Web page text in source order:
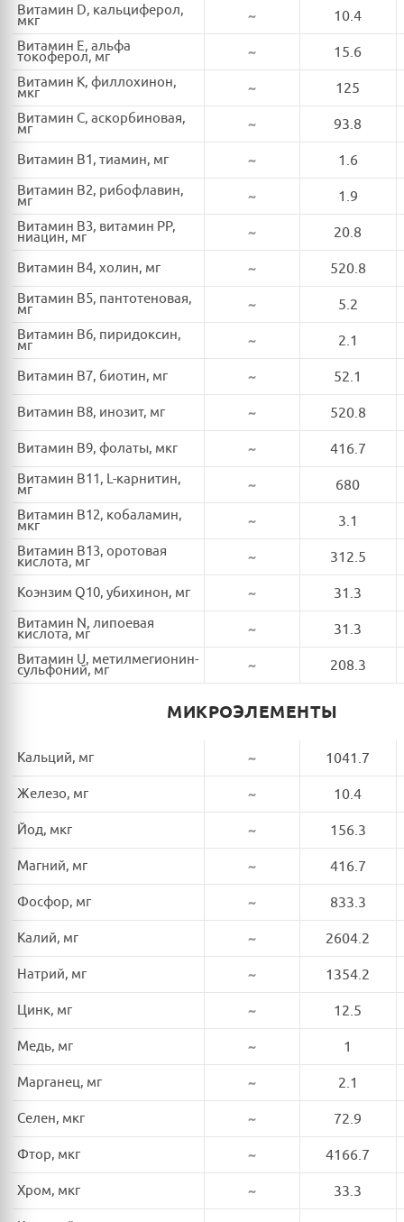
Витамин D, кальциферол,
мкг ~ 10.4
Витамин E, альфа
токоферол, мг ~ 15.6
Витамин K, филлохинон,
мкг ~ 125
Витамин C, аскорбиновая,
мг ~ 93.8
Витамин B1, тиамин, мг ~ 1.6
Витамин B2, рибофлавин,
мг ~ 1.9
Витамин B3, витамин PP,
ниацин, мг ~ 20.8
Витамин B4, холин, мг ~ 520.8
Витамин B5, пантотеновая,
мг ~ 5.2
Витамин B6, пиридоксин,
мг ~ 2.1
Витамин B7, биотин, мг ~ 52.1
Витамин B8, инозит, мг ~ 520.8
Витамин B9, фолаты, мкг ~ 416.7
Витамин B11, L-карнитин,
мг ~ 680
Витамин B12, кобаламин,
мкг ~ 3.1
Витамин B13, оротовая
кислота, мг ~ 312.5
Коэнзим Q10, убихинон, мг ~ 31.3
Витамин N, липоевая
кислота, мг ~ 31.3
Витамин U, метилмегионин-
сульфоний, мг ~ 208.3
МИКРОЭЛЕМЕНТЫ
Кальций, мг ~ 1041.7
Железо, мг ~ 10.4
Йод, мкг ~ 156.3
Магний, мг ~ 416.7
Фосфор, мг ~ 833.3
Калий, мг ~ 2604.2
Натрий, мг ~ 1354.2
Цинк, мг ~ 12.5
Медь, мг ~ 1
Марганец, мг ~ 2.1
Селен, мкг ~ 72.9
Фтор, мкг ~ 4166.7
Хром, мкг ~ 33.3